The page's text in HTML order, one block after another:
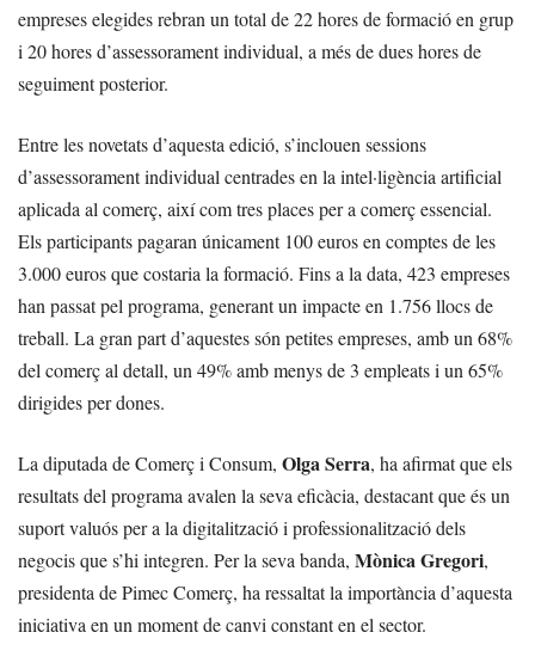
empreses elegides rebran un total de 22 hores de formació en grup
i 20 hores d’assessorament individual, a més de dues hores de
seguiment posterior.
Entre les novetats d’aquesta edició, s’inclouen sessions
d’assessorament individual centrades en la intel·ligència artificial
aplicada al comerç, així com tres places per a comerç essencial.
Els participants pagaran únicament 100 euros en comptes de les
3.000 euros que costaria la formació. Fins a la data, 423 empreses
han passat pel programa, generant un impacte en 1.756 llocs de
treball. La gran part d’aquestes són petites empreses, amb un 68%
del comerç al detall, un 49% amb menys de 3 empleats i un 65%
dirigides per dones.
La diputada de Comerç i Consum, Olga Serra, ha afirmat que els
resultats del programa avalen la seva eficàcia, destacant que és un
suport valuós per a la digitalització i professionalització dels
negocis que s’hi integren. Per la seva banda, Mònica Gregori,
presidenta de Pimec Comerç, ha ressaltat la importància d’aquesta
iniciativa en un moment de canvi constant en el sector.